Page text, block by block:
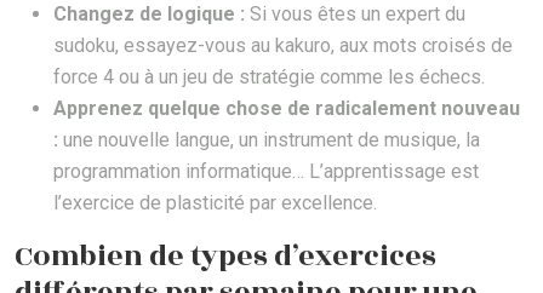
Changez de logique : Si vous êtes un expert du
sudoku, essayez-vous au kakuro, aux mots croisés de
force 4 ou à un jeu de stratégie comme les échecs.
Apprenez quelque chose de radicalement nouveau
: une nouvelle langue, un instrument de musique, la
programmation informatique… L’apprentissage est
l’exercice de plasticité par excellence.
Combien de types d’exercices